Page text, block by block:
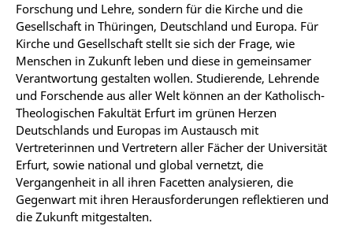
Forschung und Lehre, sondern für die Kirche und die
Gesellschaft in Thüringen, Deutschland und Europa. Für
Kirche und Gesellschaft stellt sie sich der Frage, wie
Menschen in Zukunft leben und diese in gemeinsamer
Verantwortung gestalten wollen. Studierende, Lehrende
und Forschende aus aller Welt können an der Katholisch-
Theologischen Fakultät Erfurt im grünen Herzen
Deutschlands und Europas im Austausch mit
Vertreterinnen und Vertretern aller Fächer der Universität
Erfurt, sowie national und global vernetzt, die
Vergangenheit in all ihren Facetten analysieren, die
Gegenwart mit ihren Herausforderungen reflektieren und
die Zukunft mitgestalten.